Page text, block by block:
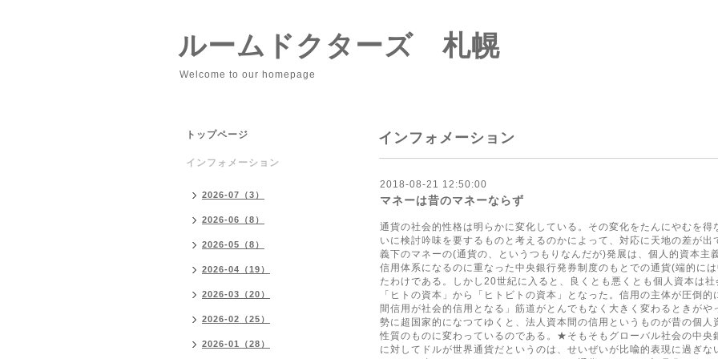
ルームドクターズ 札幌
Welcome to our homepage
インフォメーション
2018-08-21 12:50:00
マネーは昔のマネーならず
通貨の社会的性格は明らかに変化している。その変化をたんにやむを
いに検討吟味を要するものと考えるのかによって、対応に天地の差が
義下のマネーの(通貨の、というつもりなんだが)発展は、個人的資本主
信用体系になるのに重なった中央銀行発券制度のもとでの通貨(端的に
たわけである。しかし20世紀に入ると、良くとも悪くとも個人資本は
「ヒトの資本」から「ヒトビトの資本」となった。信用の主体が圧倒
間信用が社会的信用となる」筋道がとんでもなく大きく変わるときが
勢に超国家的になつてゆくと、法人資本間の信用というものが昔の個
性質のものに変わっているのである。★そもそもグローバル社会の中央
に対してドルが世界通貨だというのは、せいぜいが比喩的表現に過ぎ
トップページ
インフォメーション
2026-07（3）
2026-06（8）
2026-05（8）
2026-04（19）
2026-03（20）
2026-02（25）
2026-01（28）